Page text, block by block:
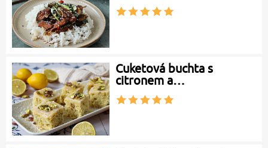
Cuketová buchta s
citronem a…